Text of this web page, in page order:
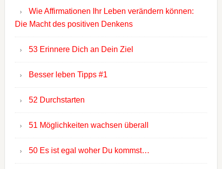
Wie Affirmationen Ihr Leben verändern können:
Die Macht des positiven Denkens
53 Erinnere Dich an Dein Ziel
Besser leben Tipps #1
52 Durchstarten
51 Möglichkeiten wachsen überall
50 Es ist egal woher Du kommst…